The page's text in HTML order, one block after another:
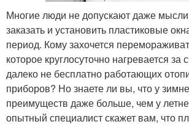
Многие люди не допускают даже
заказать и установить пластиковые
период. Кому захочется
которое круглосуточно нагревается за
далеко не бесплатно работающих
приборов? Но знаете ли вы, что у
преимуществ даже больше, чем у
опытный специалист скажет вам, что